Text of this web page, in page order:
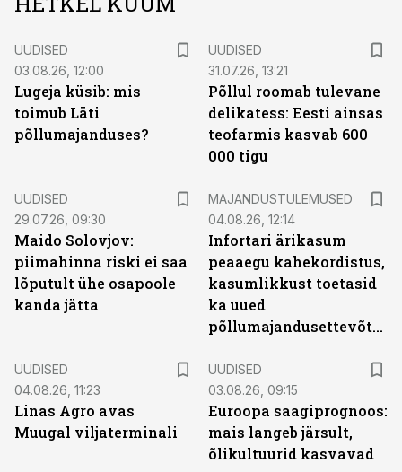
UUDISED
03.08.26, 12:00
Lugeja küsib: mis
toimub Läti
põllumajanduses?
UUDISED
31.07.26, 13:21
Põllul roomab tulevane
delikatess: Eesti ainsas
teofarmis kasvab 600
000 tigu
UUDISED
29.07.26, 09:30
Maido Solovjov:
piimahinna riski ei saa
lõputult ühe osapoole
kanda jätta
MAJANDUSTULEMUSED
04.08.26, 12:14
Infortari ärikasum
peaaegu kahekordistus,
kasumlikkust toetasid
ka uued
põllumajandusettevõtted
UUDISED
04.08.26, 11:23
Linas Agro avas
Muugal viljaterminali
UUDISED
03.08.26, 09:15
Euroopa saagiprognoos:
mais langeb järsult,
õlikultuurid kasvavad